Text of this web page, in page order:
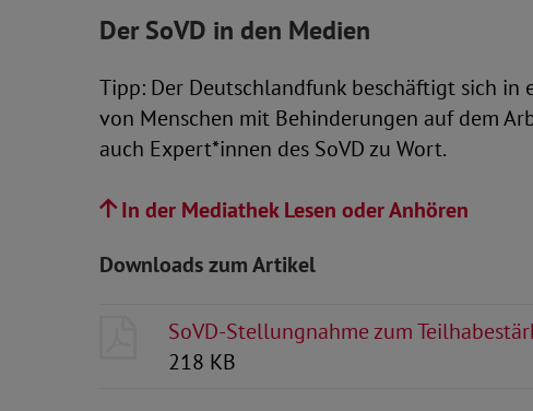
Der SoVD in den Medien
Tipp: Der Deutschlandfunk beschäftigt sich
von Menschen mit Behinderungen auf dem
auch Expert*innen des SoVD zu Wort.
In der Mediathek Lesen oder Anhören
Downloads zum Artikel
SoVD-Stellungnahme zum
218 KB